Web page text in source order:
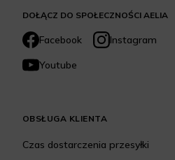
DOŁĄCZ DO SPOŁECZNOŚCI AELIA
Facebook
Instagram
Youtube
OBSŁUGA KLIENTA
Czas dostarczenia przesyłki